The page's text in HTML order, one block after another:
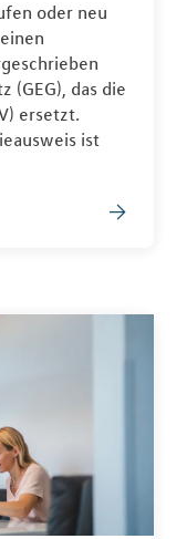
oder neu
(GEG), das die
ersetzt.
ist